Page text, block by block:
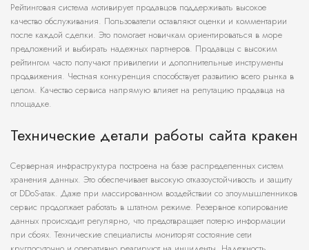
Рейтинговая система мотивирует продавцов поддерживать высокое
качество обслуживания. Пользователи оставляют оценки и комментарии
после каждой сделки. Это помогает новичкам ориентироваться в море
предложений и выбирать надежных партнеров. Продавцы с высоким
рейтингом часто получают привилегии и дополнительные инструменты
продвижения. Честная конкуренция способствует развитию всего рынка в
целом. Качество сервиса напрямую влияет на репутацию продавца на
площадке.
Технические детали работы сайта кракен
Серверная инфраструктура построена на базе распределенных систем
хранения данных. Это обеспечивает высокую отказоустойчивость и защиту
от DDoS-атак. Даже при массированном воздействии со злоумышленников
сервис продолжает работать в штатном режиме. Резервное копирование
данных происходит регулярно, что предотвращает потерю информации
при сбоях. Технические специалисты мониторят состояние сети